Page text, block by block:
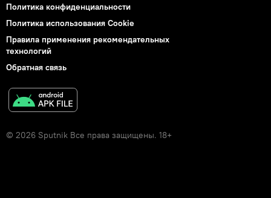
Политика конфиденциальности
Политика использования Cookie
Правила применения рекомендательных
технологий
Обратная связь
© 2026 Sputnik Все права защищены. 18+